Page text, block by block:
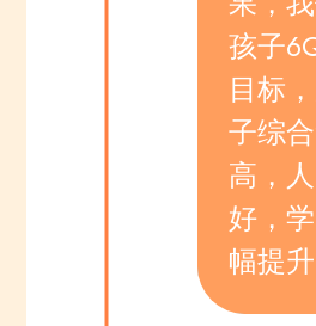
孩子
目标
子综
高，
好，
幅提升